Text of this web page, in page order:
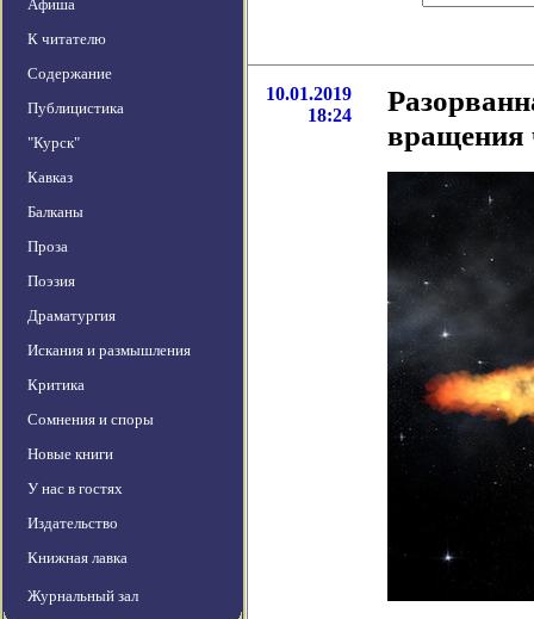
Афиша
К читателю
Содержание
Публицистика
"Курск"
Кавказ
Балканы
Проза
Поэзия
Драматургия
Искания и размышления
Критика
Сомнения и споры
Новые книги
У нас в гостях
Издательство
Книжная лавка
Журнальный зал
10.01.2019
18:24
вращения